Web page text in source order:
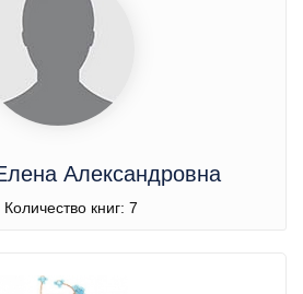
Александровна
Количество книг: 7